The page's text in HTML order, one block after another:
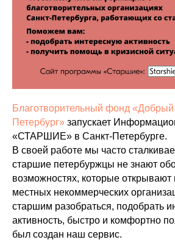
Благотворительный фонд «Добрый
Петербург» запускает
«СТАРШИЕ» в Санкт-Петербурге.
В своей работе мы часто
старшие петербуржцы не знают
возможностях, которые
местных некоммерческих
старшим разобраться, подобрать
активность, быстро и комфортно
был создан наш сервис.